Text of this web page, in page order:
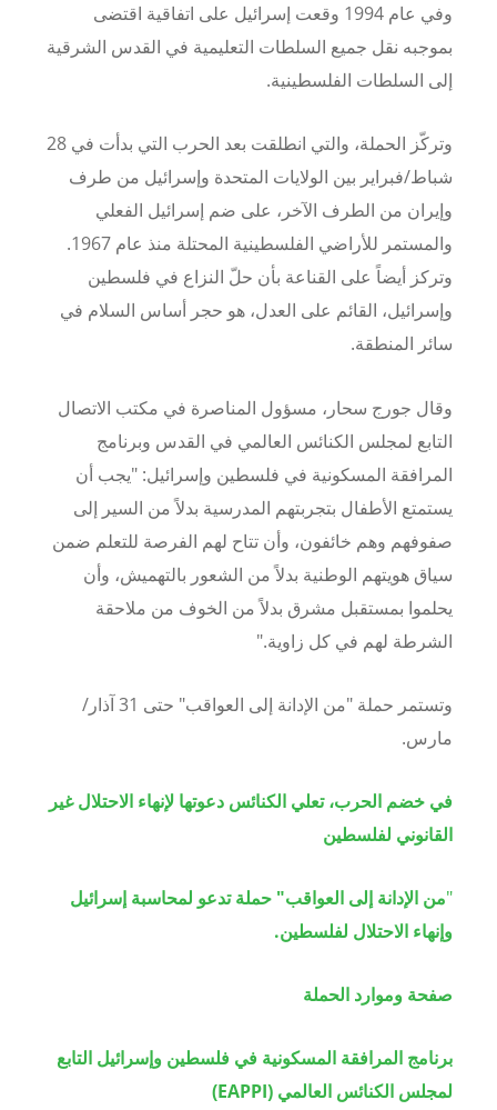
وفي عام 1994 وقعت إسرائيل على اتفاقية اقتضى
بموجبه نقل جميع السلطات التعليمية في القدس الشرقية
إلى السلطات الفلسطينية.
وتركّز الحملة، والتي انطلقت بعد الحرب التي بدأت في 28
شباط/فبراير بين الولايات المتحدة وإسرائيل من طرف
وإيران من الطرف الآخر، على ضم إسرائيل الفعلي
والمستمر للأراضي الفلسطينية المحتلة منذ عام 1967
.
وتركز أيضاً على القناعة بأن حلّ النزاع في فلسطين
وإسرائيل، القائم على العدل، هو حجر أساس السلام في
سائر المنطقة.
وقال جورج سحار، مسؤول المناصرة في مكتب الاتصال
التابع لمجلس الكنائس العالمي في القدس وبرنامج
المرافقة المسكونية في فلسطين وإسرائيل: "يجب أن
يستمتع الأطفال بتجربتهم المدرسية بدلاً من السير إلى
صفوفهم وهم خائفون، وأن تتاح لهم الفرصة للتعلم ضمن
سياق هويتهم الوطنية بدلاً من الشعور بالتهميش، وأن
يحلموا بمستقبل مشرق بدلاً من الخوف من ملاحقة
الشرطة لهم في كل زاوية."
وتستمر حملة "من الإدانة إلى العواقب" حتى 31آذار/
مارس.
في خضم الحرب، تعلي الكنائس دعوتها لإنهاء الاحتلال غير
القانوني لفلسطين
"من الإدانة إلى العواقب" حملة تدعو لمحاسبة إسرائيل
وإنهاء الاحتلال لفلسطين.
صفحة وموارد الحملة
برنامج المرافقة المسكونية في فلسطين وإسرائيل التابع
لمجلس الكنائس العالمي (EAPPI
)